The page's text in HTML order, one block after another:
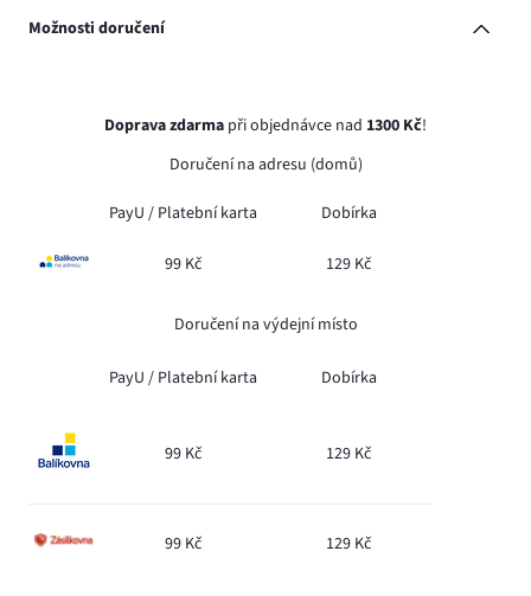
Možnosti doručení
Doprava zdarma při objednávce nad 1300 Kč!
Doručení na adresu (domů)
PayU / Platební karta Dobírka
99 Kč 129 Kč
Doručení na výdejní místo
PayU / Platební karta Dobírka
99 Kč 129 Kč
99 Kč 129 Kč